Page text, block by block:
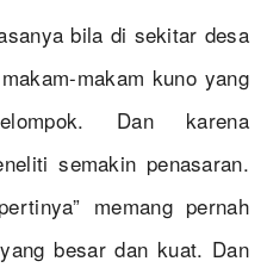
bila di sekitar desa
makam kuno yang
Dan karena
semakin penasaran.
memang pernah
besar dan kuat. Dan